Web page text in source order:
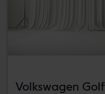
Volkswagen Golf